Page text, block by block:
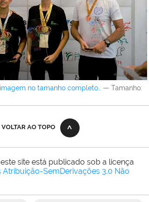
no tamanho completo… — Tamanho:
VOLTAR AO TOPO
site está publicado sob a licença
SemDerivações 3.0 Não